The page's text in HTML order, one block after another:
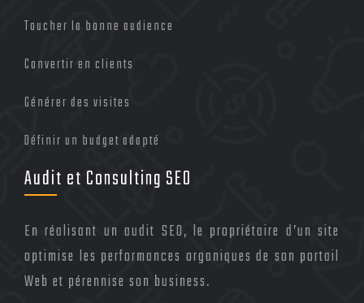
Toucher la bonne audience
Convertir en clients
Générer des visites
Définir un budget adapté
Audit et Consulting SEO
En réalisant un audit SEO, le propriétaire d’un site
optimise les performances organiques de son portail
Web et pérennise son business.